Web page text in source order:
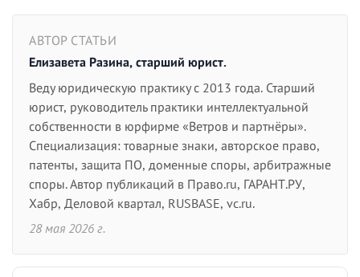
АВТОР СТАТЬИ
Елизавета Разина, старший юрист.
Веду юридическую практику с 2013 года. Старший
юрист, руководитель практики интеллектуальной
собственности в юрфирме «Ветров и партнёры».
Специализация: товарные знаки, авторское право,
патенты, защита ПО, доменные споры, арбитражные
споры. Автор публикаций в Право.ru, ГАРАНТ.РУ,
Хабр, Деловой квартал, RUSBASE, vc.ru.
28 мая 2026 г.